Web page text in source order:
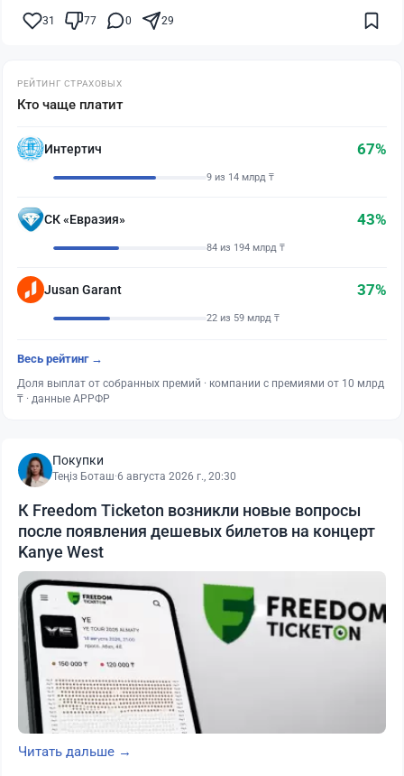
31 77 0 29
РЕЙТИНГ СТРАХОВЫХ
Кто чаще платит
Интертич 67%
9 из 14 млрд ₸
СК «Евразия» 43%
84 из 194 млрд ₸
Jusan Garant 37%
22 из 59 млрд ₸
Весь рейтинг →
Доля выплат от собранных премий · компании с премиями от 10 млрд
₸ · данные АРРФР
Покупки
Теңіз Боташ·6 августа 2026 г., 20:30
К Freedom Ticketon возникли новые вопросы
после появления дешевых билетов на концерт
Kanye West
Читать дальше →